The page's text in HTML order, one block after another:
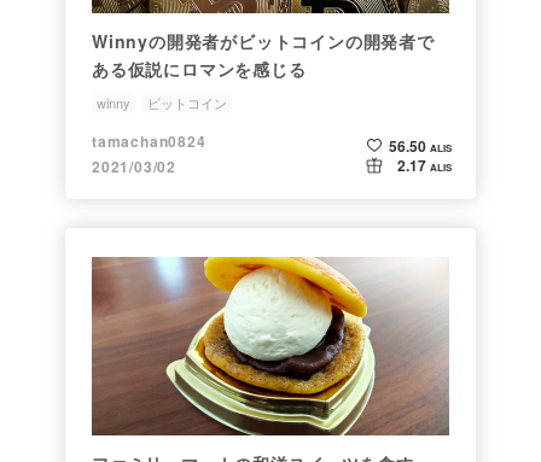
Winnyの開発者がビットコインの開発者で
ある仮説にロマンを感じる
winny ビットコイン
tamachan0824
2021/03/02
56.50 ALIS
2.17 ALIS